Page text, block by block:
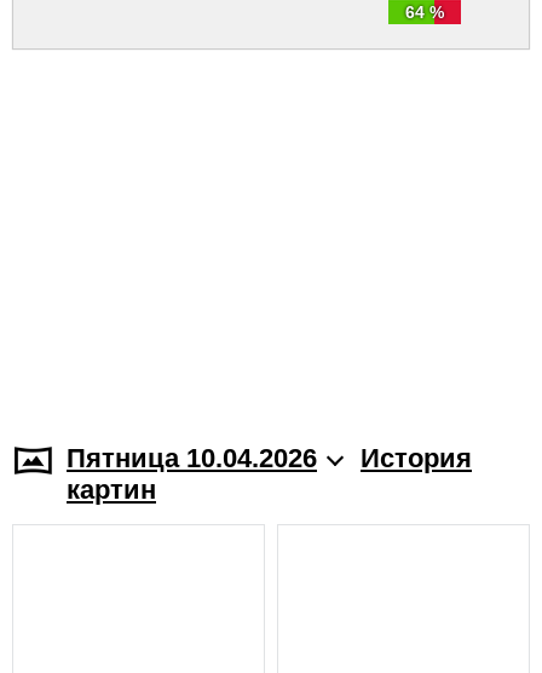
64 %
Пятница 10.04.2026
История
картин